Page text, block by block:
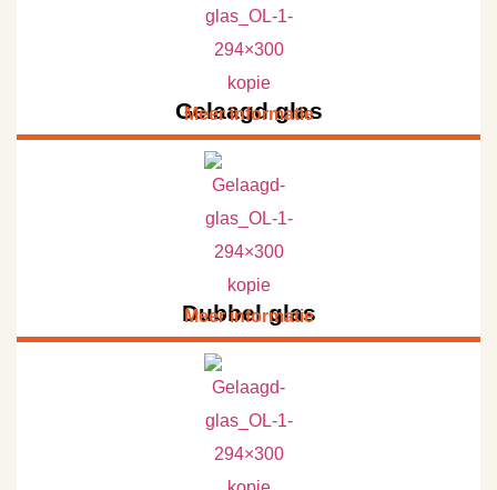
Gelaagd glas
Meer informatie
Dubbel glas
Meer informatie